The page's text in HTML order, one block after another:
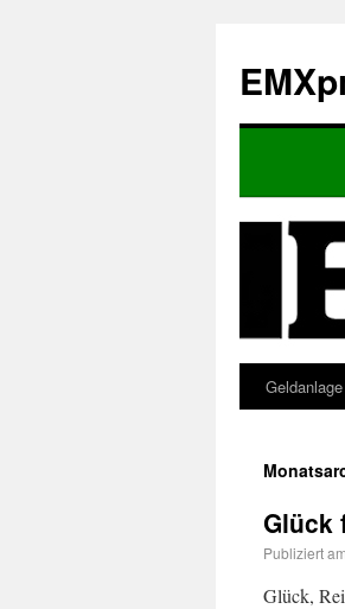
Geldanlage
Glück
Publiziert am
Glück,